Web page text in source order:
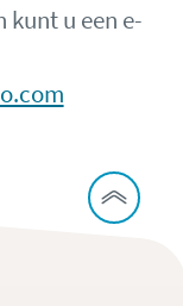
kunt u een e-